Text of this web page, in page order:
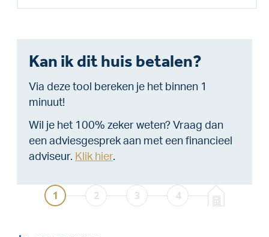
Kan ik dit huis betalen?
Via deze tool bereken je het binnen 1
minuut!
Wil je het 100% zeker weten? Vraag dan
een adviesgesprek aan met een financieel
adviseur. Klik hier.